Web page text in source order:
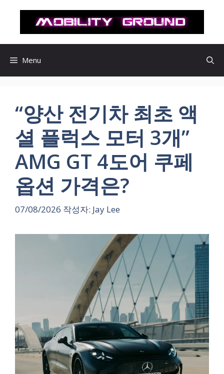
로
Menu
“양산 전기차 최초 액
셜 플럭스 모터 3개”
AMG GT 4도어 쿠페
옵션 가격은?
07/08/2026 작성자: Jay Lee